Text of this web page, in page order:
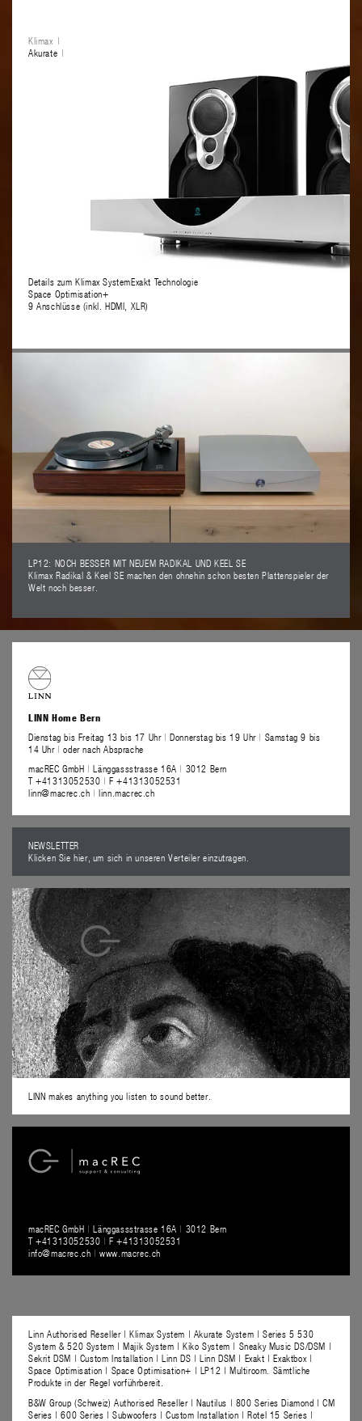
Klimax
Details zum Klimax SystemExakt Technologie
Space Optimisation+
9 Anschlüsse (inkl. HDMI, XLR)
Akurate
LP12: NOCH BESSER MIT NEUEM RADIKAL UND KEEL SE
Klimax Radikal & Keel SE machen den ohnehin schon besten Plattenspieler der
Welt noch besser.
LINN Home Bern
Dienstag bis Freitag 13 bis 17 Uhr | Donnerstag bis 19 Uhr | Samstag 9 bis
14 Uhr | oder nach Absprache
macREC GmbH | Länggassstrasse 16A | 3012 Bern
T +41313052530 | F +41313052531
linn@macrec.ch | linn.macrec.ch
NEWSLETTER
Klicken Sie hier, um sich in unseren Verteiler einzutragen.
LINN makes anything you listen to sound better.
macREC GmbH | Länggassstrasse 16A | 3012 Bern
T +41313052530 | F +41313052531
info@macrec.ch | www.macrec.ch
Linn Authorised Reseller | Klimax System | Akurate System | Series 5 530
System & 520 System | Majik System | Kiko System | Sneaky Music DS/DSM |
Sekrit DSM | Custom Installation | Linn DS | Linn DSM | Exakt | Exaktbox |
Space Optimisation | Space Optimisation+ | LP12 | Multiroom. Sämtliche
Produkte in der Regel vorführbereit.
B&W Group (Schweiz) Authorised Reseller | Nautilus | 800 Series Diamond | CM
Series | 600 Series | Subwoofers | Custom Installation | Rotel 15 Series |